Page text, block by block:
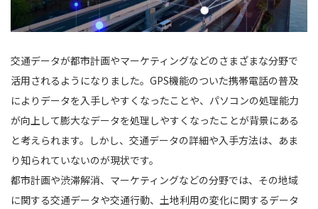
交通データが都市計画やマーケティングなどのさまざまな分野で
活用されるようになりました。GPS機能のついた携帯電話の普及
によりデータを入手しやすくなったことや、パソコンの処理能力
が向上して膨大なデータを処理しやすくなったことが背景にある
と考えられます。しかし、交通データの詳細や入手方法は、あま
り知られていないのが現状です。
都市計画や渋滞解消、マーケティングなどの分野では、その地域
に関する交通データや交通行動、土地利用の変化に関するデータ